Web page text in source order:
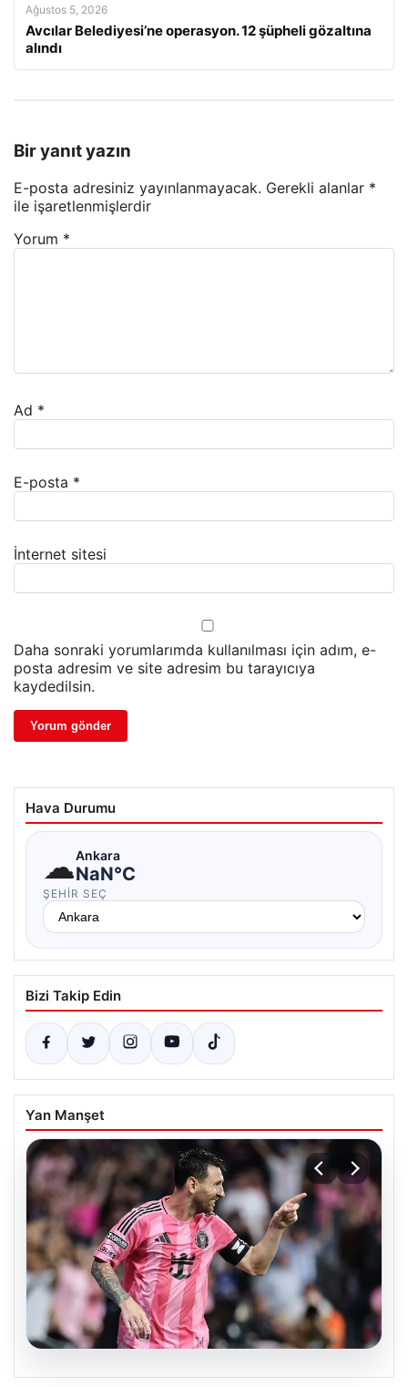
Ağustos 5, 2026
Avcılar Belediyesi’ne operasyon. 12 şüpheli gözaltına
alındı
Bir yanıt yazın
E-posta adresiniz yayınlanmayacak. Gerekli alanlar *
ile işaretlenmişlerdir
Yorum *
Ad *
E-posta *
İnternet sitesi
Daha sonraki yorumlarımda kullanılması için adım, e-
posta adresim ve site adresim bu tarayıcıya
kaydedilsin.
Hava Durumu
☁Ankara
NaN°C
ŞEHIR SEÇ
Bizi Takip Edin
Yan Manşet